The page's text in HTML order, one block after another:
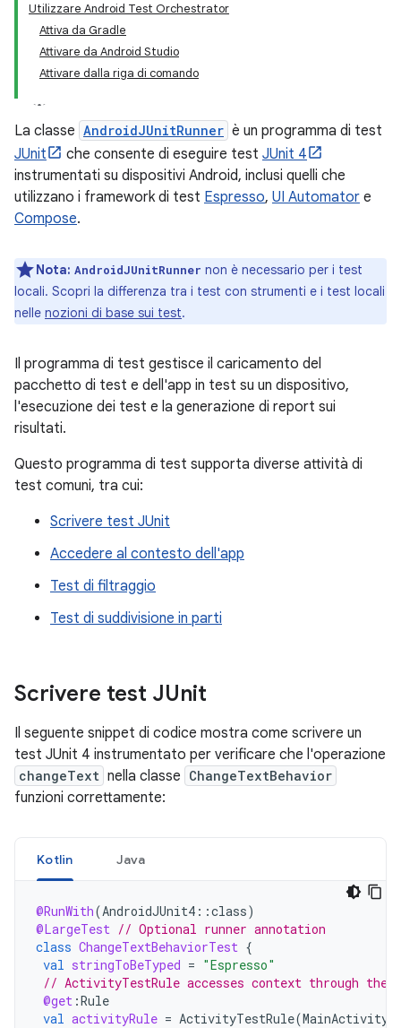
Utilizzare Android Test Orchestrator
Attiva da Gradle
Attivare da Android Studio
Attivare dalla riga di comando
La classe AndroidJUnitRunner è un programma di test
JUnit
che consente di eseguire test JUnit 4
instrumentati su dispositivi Android, inclusi quelli che
utilizzano i framework di test Espresso, UI Automator e
Compose.
Nota: AndroidJUnitRunner non è necessario per i test
locali. Scopri la differenza tra i test con strumenti e i test locali
nelle nozioni di base sui test.
Il programma di test gestisce il caricamento del
pacchetto di test e dell'app in test su un dispositivo,
l'esecuzione dei test e la generazione di report sui
risultati.
Questo programma di test supporta diverse attività di
test comuni, tra cui:
Scrivere test JUnit
Accedere al contesto dell'app
Test di filtraggio
Test di suddivisione in parti
Scrivere test JUnit
Il seguente snippet di codice mostra come scrivere un
test JUnit 4 instrumentato per verificare che l'operazione
changeText nella classe ChangeTextBehavior
funzioni correttamente:
Kotlin Java
@RunWith(AndroidJUnit4 ::class)
@LargeTest // Optional runner annotation
class ChangeTextBehaviorTest {
val stringToBeTyped = "Espresso"
// ActivityTestRule accesses context through the
@get :Rule
val activityRule = ActivityTestRule(MainActivity